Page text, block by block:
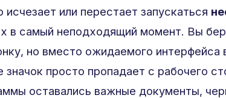
исчезает или перестает запускаться
в самый неподходящий момент. Вы
но вместо ожидаемого интерфейса
просто пропадает с рабочего
оставались важные документы,